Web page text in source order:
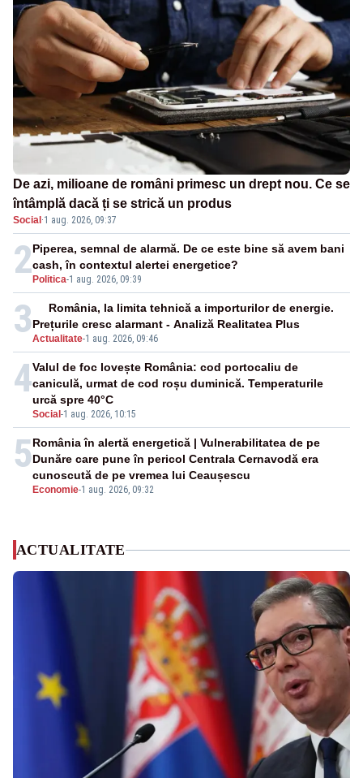
De azi, milioane de români primesc un drept nou. Ce se
întâmplă dacă ți se strică un produs
Social ·1 aug. 2026, 09:37
2 Politica-1 aug. 2026, 09:39
Piperea, semnal de alarmă. De ce este bine să avem bani
cash, în contextul alertei energetice?
3Actualitate-1 aug. 2026, 09:46
România, la limita tehnică a importurilor de energie.
Prețurile cresc alarmant - Analiză Realitatea Plus
4
Social -1 aug. 2026, 10:15
Valul de foc lovește România: cod portocaliu de
caniculă, urmat de cod roșu duminică. Temperaturile
urcă spre 40°C
5
Economie-1 aug. 2026, 09:32
România în alertă energetică | Vulnerabilitatea de pe
Dunăre care pune în pericol Centrala Cernavodă era
cunoscută de pe vremea lui Ceaușescu
ACTUALITATE